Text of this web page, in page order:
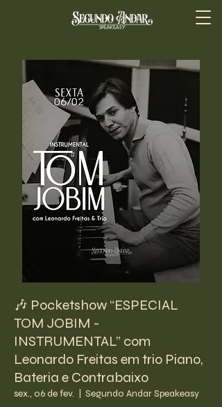
🎶 Pocketshow “ESPECIAL
TOM JOBIM -
INSTRUMENTAL” com
Leonardo Freitas em trio Piano,
Bateria e Contrabaixo
sex., 06 de fev. Segundo Andar Speakeasy